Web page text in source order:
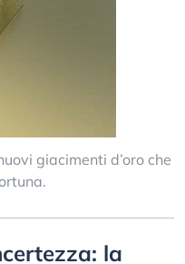
giacimenti d’oro che
la